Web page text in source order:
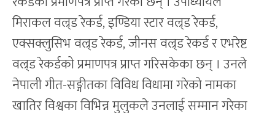
मिराकल वल्र्ड रेकर्ड, इण्डिया स्टार वल्र्ड रेकर्ड,
एक्सक्लुसिभ वल्र्ड रेकर्ड, जीनस वल्र्ड रेकर्ड र एभरेष्ट
वल्र्ड रेकर्डको प्रमाणपत्र प्राप्त गरिसकेका छन् । उनले
नेपाली गीत-सङ्गीतका विविध विधामा गरेको नामका
खातिर विश्वका विभिन्न मुलुकले उनलाई सम्मान गरेका